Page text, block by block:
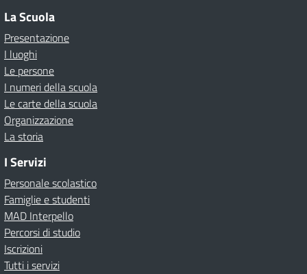
La Scuola
Presentazione
I luoghi
Le persone
I numeri della scuola
Le carte della scuola
Organizzazione
La storia
I Servizi
Personale scolastico
Famiglie e studenti
MAD Interpello
Percorsi di studio
Iscrizioni
Tutti i servizi